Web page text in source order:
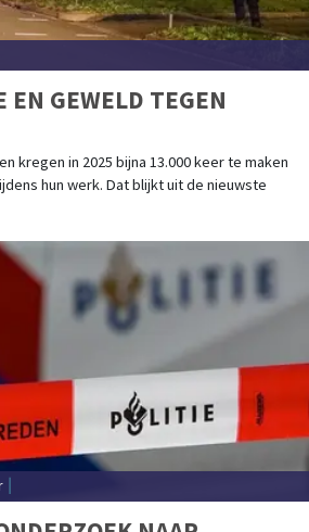
EN GEWELD TEGEN
kregen in 2025 bijna 13.000 keer te maken
hun werk. Dat blijkt uit de nieuwste